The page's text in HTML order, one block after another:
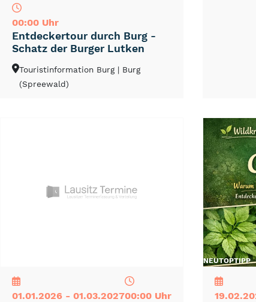
00:00 Uhr
Entdeckertour durch Burg -
Schatz der Burger Lutken
Touristinformation Burg | Burg
(Spreewald)
01.01.2026 - 01.03.202700:00 Uhr
NEUTOPTIPP